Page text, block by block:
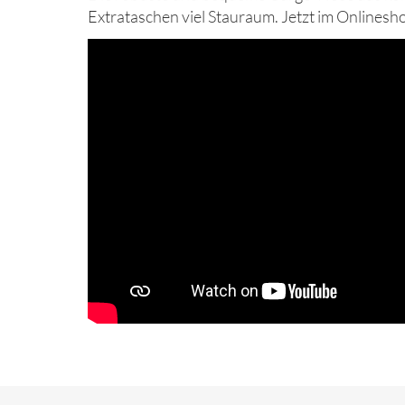
Extrataschen viel Stauraum. Jetzt im